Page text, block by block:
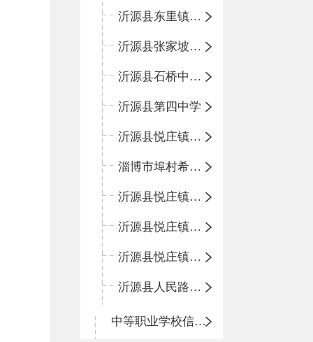
沂源县东里镇中心小学
沂源县张家坡中心学校
沂源县石桥中心学校
沂源县第四中学
沂源县悦庄镇中心小学
淄博市埠村希望小学
沂源县悦庄镇青龙山小学
沂源县悦庄镇鲍庄完小
沂源县悦庄镇赵庄小学
沂源县人民路小学
中等职业学校信息公开